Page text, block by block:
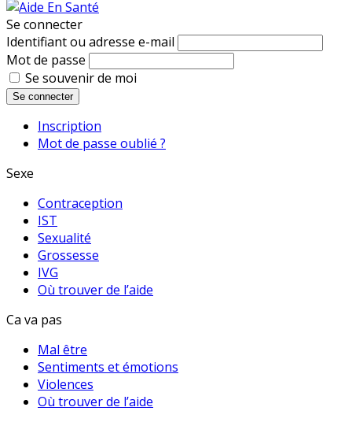
Se connecter
Identifiant ou adresse e-mail
Mot de passe
Se souvenir de moi
Se connecter
Inscription
Mot de passe oublié ?
Sexe
Contraception
IST
Sexualité
Grossesse
IVG
Où trouver de l’aide
Ca va pas
Mal être
Sentiments et émotions
Violences
Où trouver de l’aide